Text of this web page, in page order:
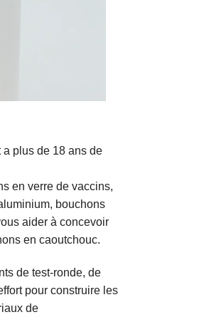
plus de 18 ans de
en verre de vaccins,
bouchons
aider à concevoir
en caoutchouc.
de test-ronde, de
pour construire les
de